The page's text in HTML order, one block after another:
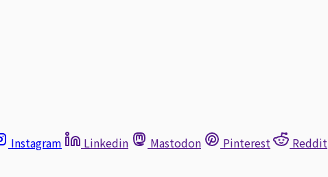
Instagram Linkedin Mastodon Pinterest Reddit